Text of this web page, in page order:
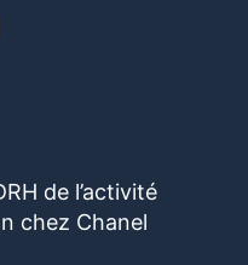
de l’activité
chez Chanel